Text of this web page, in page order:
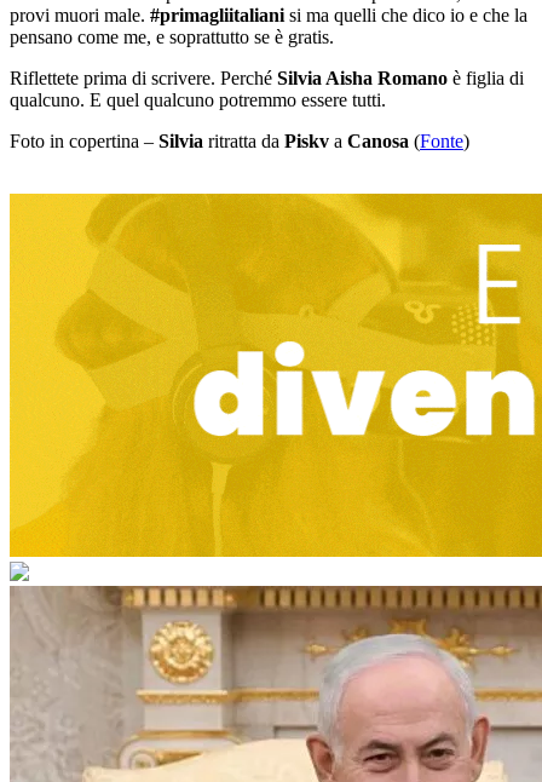
provi muori male. #primagliitaliani si ma quelli che dico io e che la
pensano come me, e soprattutto se è gratis.
Riflettete prima di scrivere. Perché Silvia Aisha Romano è figlia di
qualcuno. E quel qualcuno potremmo essere tutti.
Foto in copertina – Silvia ritratta da Piskv a Canosa (Fonte)